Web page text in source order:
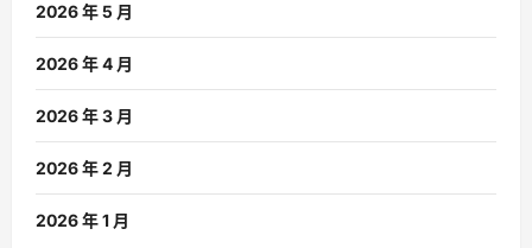
2026 年 5 月
2026 年 4 月
2026 年 3 月
2026 年 2 月
2026 年 1 月